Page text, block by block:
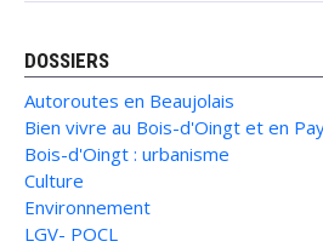
DOSSIERS
Autoroutes en Beaujolais
Bien vivre au Bois-d'Oingt et en
Bois-d'Oingt : urbanisme
Culture
Environnement
LGV- POCL